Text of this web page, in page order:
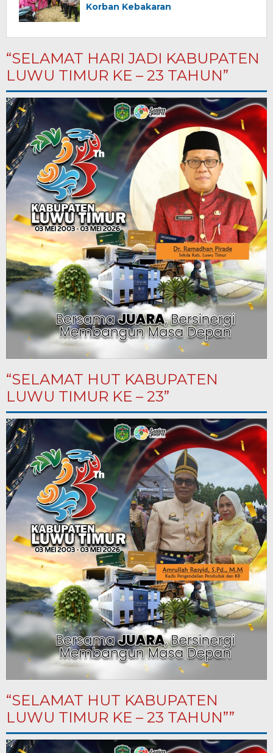
Korban Kebakaran
“SELAMAT HARI JADI KABUPATEN
LUWU TIMUR KE – 23 TAHUN”
“SELAMAT HUT KABUPATEN
LUWU TIMUR KE – 23”
“SELAMAT HUT KABUPATEN
LUWU TIMUR KE – 23 TAHUN””